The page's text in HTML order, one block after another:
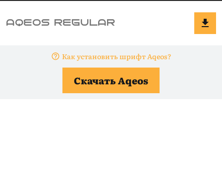
Как установить шрифт Aqeos?
Скачать Aqeos